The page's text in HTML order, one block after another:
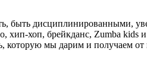
быть дисциплинированными,
хоп, брейкданс, Zumba kids
которую мы дарим и получаем